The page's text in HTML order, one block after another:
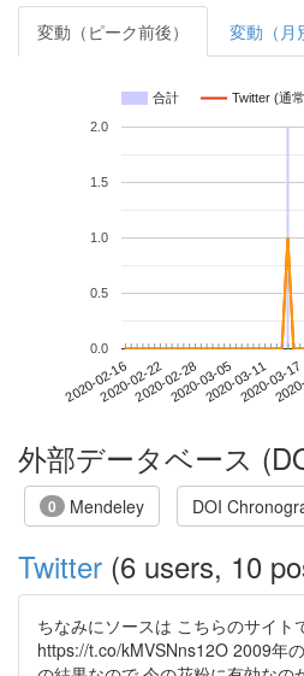
変動（ピーク前後） 変動（月
合計 Twitter (通
2020-02-162020-02-222020-02-282020-03-052020-03-112020-03-17
0.0
0.5
1.0
1.5
2.0
外部データベース
0 Mendeley DOI
Twitter (6 users, 10
ちなみにソースは こちらのサイト
https://t.co/kMVSNns12O 2009年